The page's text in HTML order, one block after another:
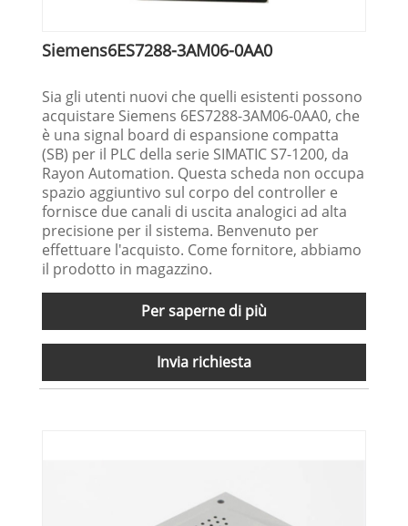
Siemens6ES7288-3AM06-0AA0
Sia gli utenti nuovi che quelli esistenti possono
acquistare Siemens 6ES7288-3AM06-0AA0, che
è una signal board di espansione compatta
(SB) per il PLC della serie SIMATIC S7-1200, da
Rayon Automation. Questa scheda non occupa
spazio aggiuntivo sul corpo del controller e
fornisce due canali di uscita analogici ad alta
precisione per il sistema. Benvenuto per
effettuare l'acquisto. Come fornitore, abbiamo
il prodotto in magazzino.
Per saperne di più
Invia richiesta